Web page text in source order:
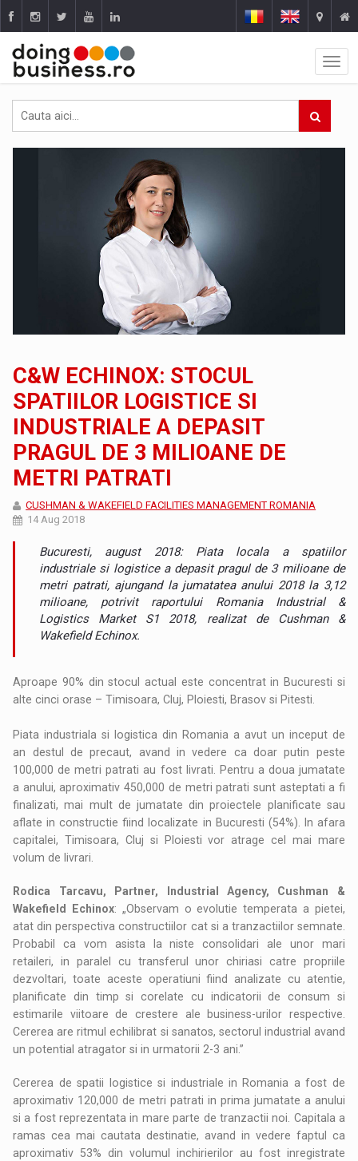
C&W ECHINOX: STOCUL
SPATIILOR LOGISTICE SI
INDUSTRIALE A DEPASIT
PRAGUL DE 3 MILIOANE DE
METRI PATRATI
CUSHMAN & WAKEFIELD FACILITIES MANAGEMENT ROMANIA
14 Aug 2018
Bucuresti, august 2018: Piata locala a spatiilor
industriale si logistice a depasit pragul de 3 milioane de
metri patrati, ajungand la jumatatea anului 2018 la 3,12
milioane, potrivit raportului Romania Industrial &
Logistics Market S1 2018, realizat de Cushman &
Wakefield Echinox.
Aproape 90% din stocul actual este concentrat in Bucuresti si
alte cinci orase – Timisoara, Cluj, Ploiesti, Brasov si Pitesti.
Piata industriala si logistica din Romania a avut un inceput de
an destul de precaut, avand in vedere ca doar putin peste
100,000 de metri patrati au fost livrati. Pentru a doua jumatate
a anului, aproximativ 450,000 de metri patrati sunt asteptati a fi
finalizati, mai mult de jumatate din proiectele planificate sau
aflate in constructie fiind localizate in Bucuresti (54%). In afara
capitalei, Timisoara, Cluj si Ploiesti vor atrage cel mai mare
volum de livrari.
Rodica Tarcavu, Partner, Industrial Agency, Cushman &
Wakefield Echinox: „Observam o evolutie temperata a pietei,
atat din perspectiva constructiilor cat si a tranzactiilor semnate.
Probabil ca vom asista la niste consolidari ale unor mari
retaileri, in paralel cu transferul unor chiriasi catre propriile
dezvoltari, toate aceste operatiuni fiind analizate cu atentie,
planificate din timp si corelate cu indicatorii de consum si
estimarile viitoare de crestere ale business-urilor respective.
Cererea are ritmul echilibrat si sanatos, sectorul industrial avand
un potential atragator si in urmatorii 2-3 ani.”
Cererea de spatii logistice si industriale in Romania a fost de
aproximativ 120,000 de metri patrati in prima jumatate a anului
si a fost reprezentata in mare parte de tranzactii noi. Capitala a
ramas cea mai cautata destinatie, avand in vedere faptul ca
aproximativ 53% din volumul inchirierilor au fost inregistrate